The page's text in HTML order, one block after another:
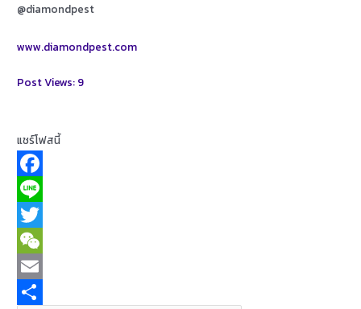
@diamondpest
www.diamondpest.com
Post Views: 9
แชร์โฟสนี้
F
a
c
e
b
L
n
e
T
w
W
eE